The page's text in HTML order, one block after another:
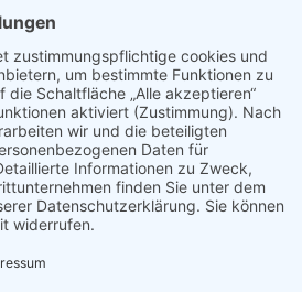
aktualisierte Infos
und blinde Menschen
Inform
für Unterstützer